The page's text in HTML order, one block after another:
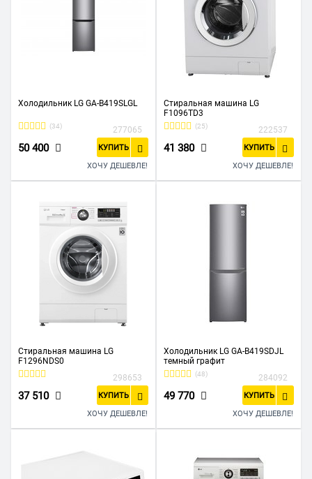
Холодильник LG GA-B419SLGL
(34) 277065
50 400 КУПИТЬ
ХОЧУ ДЕШЕВЛЕ!
Стиральная машина LG
F1096TD3
(25) 222537
41 380 КУПИТЬ
ХОЧУ ДЕШЕВЛЕ!
Стиральная машина LG
F1296NDS0
298653
37 510 КУПИТЬ
ХОЧУ ДЕШЕВЛЕ!
Холодильник LG GA-B419SDJL
темный графит
(48) 284092
49 770 КУПИТЬ
ХОЧУ ДЕШЕВЛЕ!